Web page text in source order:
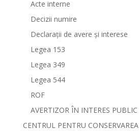
Acte interne
Decizii numire
Declarații de avere și interese
Legea 153
Legea 349
Legea 544
ROF
AVERTIZOR ÎN INTERES PUBLIC
CENTRUL PENTRU